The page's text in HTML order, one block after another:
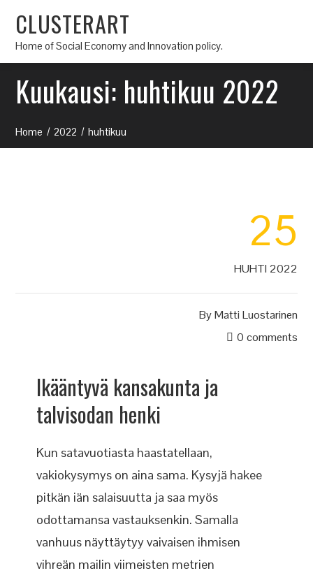
CLUSTERART
Home of Social Economy and Innovation policy.
Kuukausi: huhtikuu 2022
Home 2022 huhtikuu
25
HUHTI 2022
ByMatti Luostarinen
0 comments
Ikääntyvä kansakunta ja
talvisodan henki
Kun satavuotiasta haastatellaan,
vakiokysymys on aina sama. Kysyjä hakee
pitkän iän salaisuutta ja saa myös
odottamansa vastauksenkin. Samalla
vanhuus näyttäytyy vaivaisen ihmisen
vihreän mailin viimeisten metrien